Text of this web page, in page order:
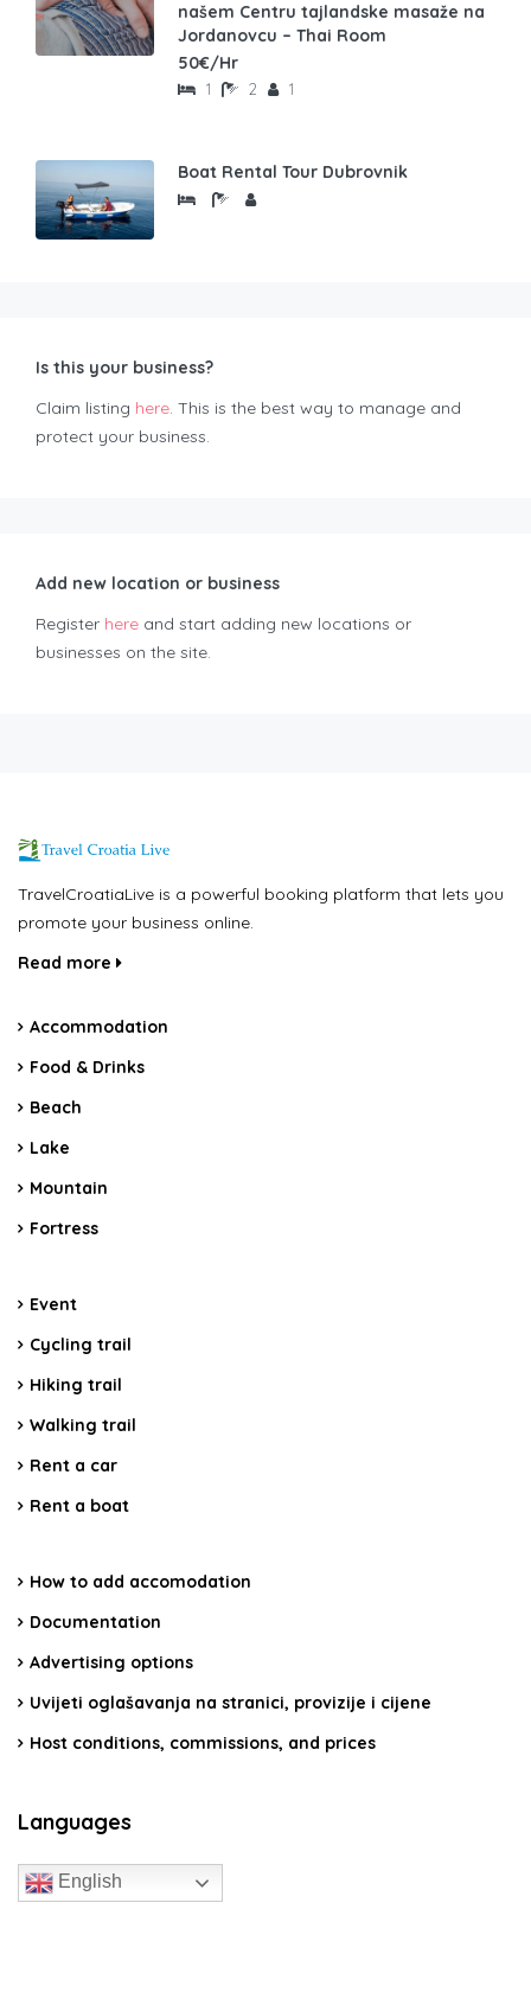
našem Centru tajlandske masaže na
Jordanovcu – Thai Room
50€/Hr
1 2 1
Boat Rental Tour Dubrovnik
Is this your business?
Claim listing here. This is the best way to manage and
protect your business.
Add new location or business
Register here and start adding new locations or
businesses on the site.
TravelCroatiaLive is a powerful booking platform that lets you
promote your business online.
Read more
Accommodation
Food & Drinks
Beach
Lake
Mountain
Fortress
Event
Cycling trail
Hiking trail
Walking trail
Rent a car
Rent a boat
How to add accomodation
Documentation
Advertising options
Uvijeti oglašavanja na stranici, provizije i cijene
Host conditions, commissions, and prices
Languages
English